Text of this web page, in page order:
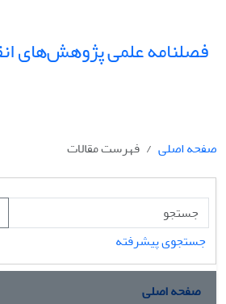
فصلنامه علمی پژوهش‌های
صفحه اصلی
فهرست مقالات
جستجوی پیشرفته
صفحه اصلی